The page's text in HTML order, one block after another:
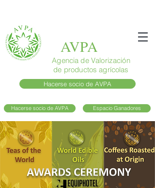
AVPA
Agencia de Valorización
de productos agrícolas
Hacerse socio de AVPA
Hacerse socio de AVPA Espacio Ganadores